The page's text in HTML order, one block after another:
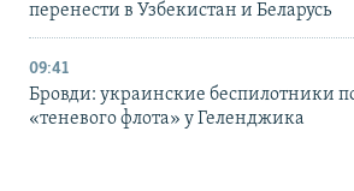
перенести в Узбекистан и Беларусь
09:41
Бровди: украинские беспилотники
«теневого флота» у Геленджика